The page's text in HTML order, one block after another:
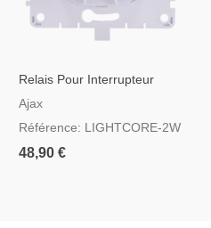
Relais Pour Interrupteur
D'éclairage Commutable
Ajax
Référence: LIGHTCORE-2W
48,90 €